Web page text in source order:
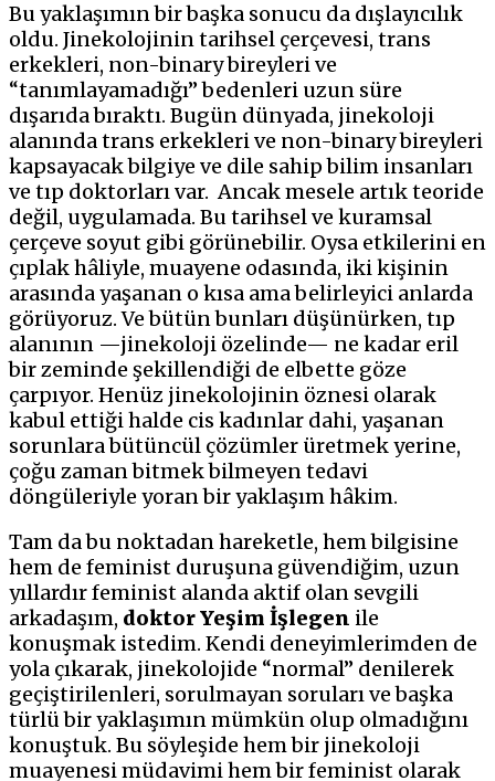
Bu yaklaşımın bir başka sonucu da dışlayıcılık
oldu. Jinekolojinin tarihsel çerçevesi, trans
erkekleri, non-binary bireyleri ve
“tanımlayamadığı” bedenleri uzun süre
dışarıda bıraktı. Bugün dünyada, jinekoloji
alanında trans erkekleri ve non-binary bireyleri
kapsayacak bilgiye ve dile sahip bilim insanları
ve tıp doktorları var. Ancak mesele artık teoride
değil, uygulamada. Bu tarihsel ve kuramsal
çerçeve soyut gibi görünebilir. Oysa etkilerini en
çıplak hâliyle, muayene odasında, iki kişinin
arasında yaşanan o kısa ama belirleyici anlarda
görüyoruz. Ve bütün bunları düşünürken, tıp
alanının —jinekoloji özelinde— ne kadar eril
bir zeminde şekillendiği de elbette göze
çarpıyor. Henüz jinekolojinin öznesi olarak
kabul ettiği halde cis kadınlar dahi, yaşanan
sorunlara bütüncül çözümler üretmek yerine,
çoğu zaman bitmek bilmeyen tedavi
döngüleriyle yoran bir yaklaşım hâkim.
Tam da bu noktadan hareketle, hem bilgisine
hem de feminist duruşuna güvendiğim, uzun
yıllardır feminist alanda aktif olan sevgili
arkadaşım, doktor Yeşim İşlegen ile
konuşmak istedim. Kendi deneyimlerimden de
yola çıkarak, jinekolojide “normal” denilerek
geçiştirilenleri, sorulmayan soruları ve başka
türlü bir yaklaşımın mümkün olup olmadığını
konuştuk. Bu söyleşide hem bir jinekoloji
muayenesi müdavimi hem bir feminist olarak